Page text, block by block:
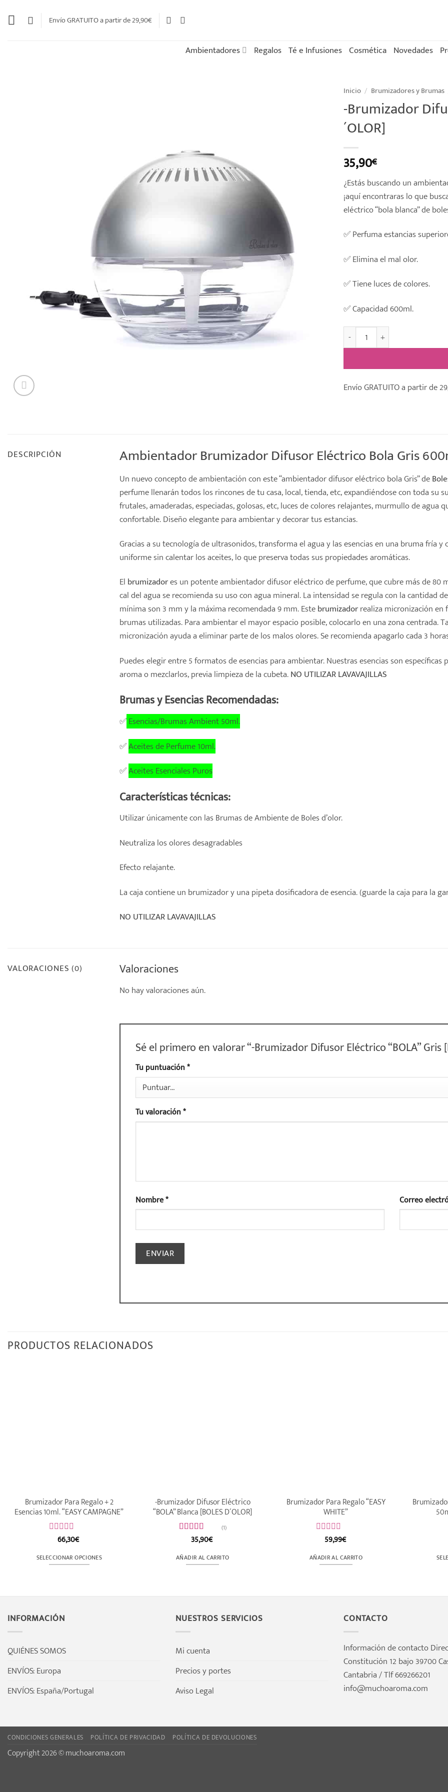
Envío GRATUITO a partir de 29,90€
Ambientadores Regalos Té e Infusiones Cosmética Novedades
Inicio / Brumizadores y Brumas
-Brumizador
´OLOR]
35,90€
¿Estás buscando un
¡aquí encontraras lo que
eléctrico “bola blanca” de
✅ Perfuma estancias
✅ Elimina el mal olor.
✅ Tiene luces de colores.
✅ Capacidad 600ml.
-Brumizador Difusor Eléctrico
Envío GRATUITO a partir de
DESCRIPCIÓN Ambientador Brumizador Difusor Eléctrico Bola Gris
Un nuevo concepto de ambientación con este “ambientador difusor eléctrico bola Gris” de
perfume llenarán todos los rincones de tu casa, local, tienda, etc, expandiéndose con toda su
frutales, amaderadas, especiadas, golosas, etc, luces de colores relajantes, murmullo de
confortable. Diseño elegante para ambientar y decorar tus estancias.
Gracias a su tecnología de ultrasonidos, transforma el agua y las esencias en una bruma fría
uniforme sin calentar los aceites, lo que preserva todas sus propiedades aromáticas.
El brumizadores un potenteambientadordifusor eléctrico de perfume, que cubre más de 80
cal del agua se recomienda su uso con agua mineral. La intensidad se regula con la cantidad
mínima son 3 mm y la máxima recomendada 9 mm. Estebrumizadorrealiza micronización en
brumas utilizadas. Para ambientar el mayor espacio posible, colocarlo en una zona centrada.
micronización ayuda a eliminar parte de los malos olores. Se recomienda apagarlo cada 3
Puedes elegir entre 5 formatos de esencias para ambientar. Nuestras esencias son
aroma o mezclarlos, previa limpieza de la cubeta.NO UTILIZAR LAVAVAJILLAS
Brumas y Esencias Recomendadas:
✅Esencias/Brumas Ambient 50ml.
✅Aceites de Perfume 10ml.
✅Aceites Esenciales Puros
Características técnicas:
Utilizar únicamente con las Brumas de Ambiente de Boles d’olor.
Neutraliza los olores desagradables
Efecto relajante.
La caja contiene un brumizador y una pipeta dosificadora de esencia. (guarde la caja para la
NO UTILIZAR LAVAVAJILLAS
VALORACIONES (0) Valoraciones
No hay valoraciones aún.
Sé el primero en valorar “-Brumizador Difusor Eléctrico “BOLA” Gris
Tu puntuación*
Tu valoración*
Nombre* Correo
PRODUCTOS RELACIONADOS
Brumizador Para Regalo + 2
Esencias 10ml. “EASY CAMPAGNE”
Valorado
0
de
66,30€
SELECCIONAR OPCIONES
tiene
en
de
producto
-Brumizador Difusor Eléctrico
“BOLA” Blanca [BOLES D´OLOR]
Valorado
de 5
(1)
35,90€
AÑADIR AL CARRITO
Brumizador Para Regalo “EASY
WHITE”
Valorado
0
de
59,99€
AÑADIR AL CARRITO
INFORMACIÓN
QUIÉNES SOMOS
ENVÍOS: Europa
ENVÍOS: España/Portugal
NUESTROS SERVICIOS
Mi cuenta
Precios y portes
Aviso Legal
CONTACTO
Información de contacto
Constitución 12 bajo 39700
Cantabria / Tlf 669266201
info@muchoaroma.com
CONDICIONES GENERALES POLÍTICA DE PRIVACIDAD POLÍTICA DE DEVOLUCIONES
Copyright 2026 © muchoaroma.com